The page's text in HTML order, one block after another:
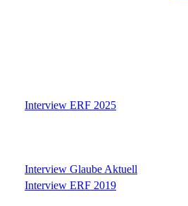
Interview ERF 2025
Interview Glaube Aktuell
Interview ERF 2019